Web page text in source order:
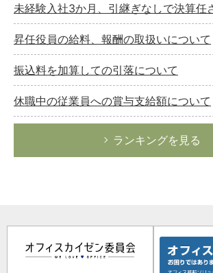
未経験入社3か月、引継ぎなしで決算任
昇任役員の給料、報酬の取扱いについて
振込料を加算しての引落について
休職中の従業員への賞与支給額について
ランキングを見る